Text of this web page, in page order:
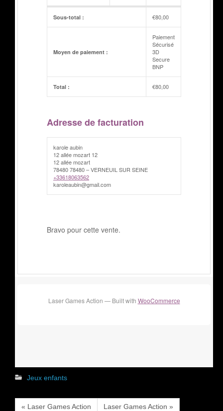
Sous-total : €80,00
Moyen de paiement :
Paiement
Sécurisé
3D
Secure
BNP
Total : €80,00
Adresse de facturation
karole aubin
12 allée mozart 12
12 allée mozart
78480 78480 – VERNEUIL SUR SEINE
+33618063562
karoleaubin@gmail.com
Bravo pour cette vente.
Laser Games Action — Built with WooCommerce
Jeux enfants
« Laser Games Action Laser Games Action »